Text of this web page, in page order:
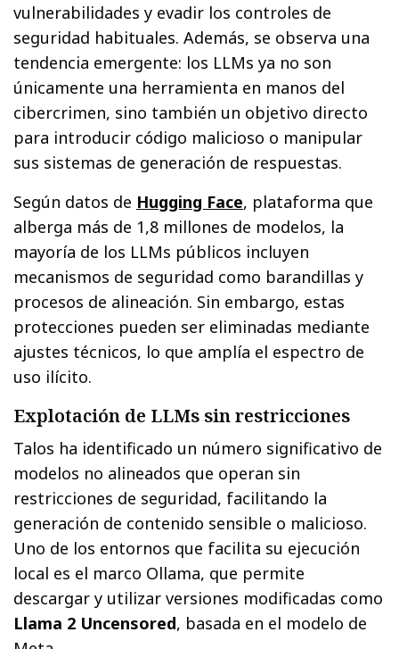
vulnerabilidades y evadir los controles de
seguridad habituales. Además, se observa una
tendencia emergente: los LLMs ya no son
únicamente una herramienta en manos del
cibercrimen, sino también un objetivo directo
para introducir código malicioso o manipular
sus sistemas de generación de respuestas.
Según datos de Hugging Face, plataforma que
alberga más de 1,8 millones de modelos, la
mayoría de los LLMs públicos incluyen
mecanismos de seguridad como barandillas y
procesos de alineación. Sin embargo, estas
protecciones pueden ser eliminadas mediante
ajustes técnicos, lo que amplía el espectro de
uso ilícito.
Explotación de LLMs sin restricciones
Talos ha identificado un número significativo de
modelos no alineados que operan sin
restricciones de seguridad, facilitando la
generación de contenido sensible o malicioso.
Uno de los entornos que facilita su ejecución
local es el marco Ollama, que permite
descargar y utilizar versiones modificadas como
Llama 2 Uncensored, basada en el modelo de